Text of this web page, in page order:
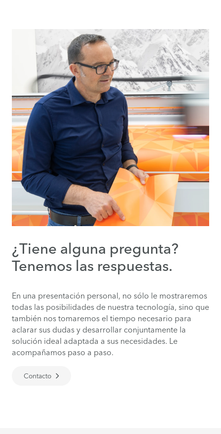
¿Tiene alguna pregunta?
Tenemos las respuestas.
En una presentación personal, no sólo le mostraremos
todas las posibilidades de nuestra tecnología, sino que
también nos tomaremos el tiempo necesario para
aclarar sus dudas y desarrollar conjuntamente la
solución ideal adaptada a sus necesidades. Le
acompañamos paso a paso.
Contacto